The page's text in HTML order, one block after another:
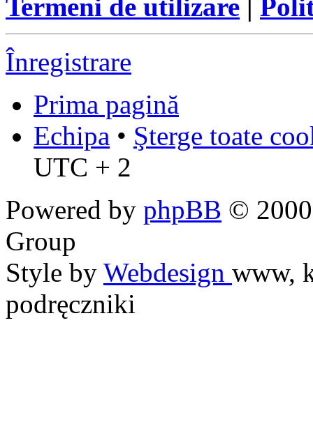
Termeni de utilizare |
Înregistrare
Prima pagină
Echipa • Şterge toate
UTC + 2
Powered by phpBB ©
Group
Style by Webdesign www,
podręczniki